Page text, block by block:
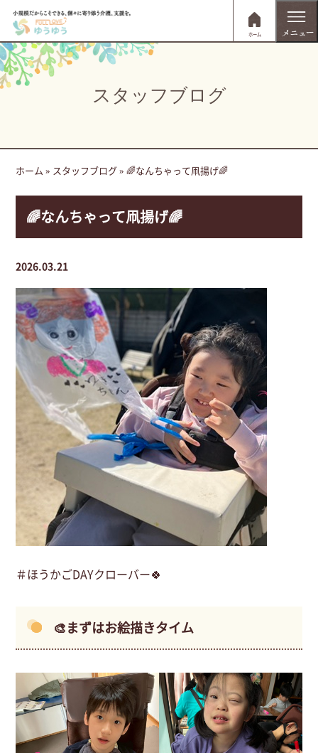
ホーム
スタッフブログ
ホーム » スタッフブログ»🌈なんちゃって凧揚げ🌈
🌈なんちゃって凧揚げ🌈
2026.03.21
＃ほうかごDAYクローバー🍀
🎨まずはお絵描きタイム